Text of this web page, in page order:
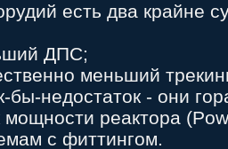
есть два крайне
ДПС;
меньший
недостаток - они
мощности реактора
с фиттингом.